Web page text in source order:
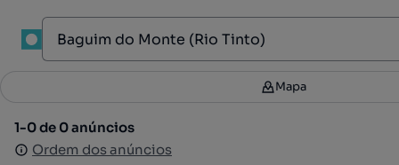
Filtros
1-0 de 0 anúncios
Ordem dos anúncios
Mapa
1-0 de 0 anúncios
Ordem dos anúncios